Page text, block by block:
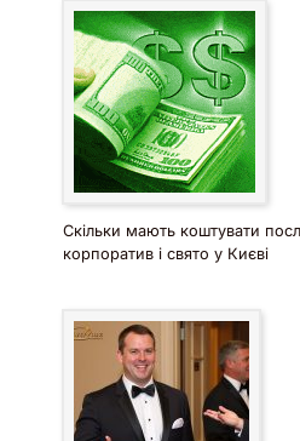
Скільки мають коштувати
корпоратив і свято у Києві